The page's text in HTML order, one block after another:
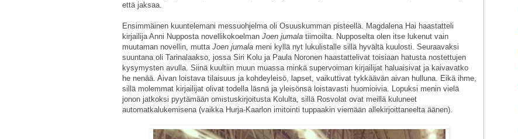
että jaksaa.
Ensimmäinen kuuntelemani messuohjelma oli Osuuskumman pisteellä. Magdalena Hai haastatteli
kirjailija Anni Nupposta novellikokoelman Joen jumala tiimoilta. Nupposelta olen itse lukenut vain
muutaman novellin, mutta Joen jumala meni kyllä nyt lukulistalle sillä hyvältä kuulosti. Seuraavaksi
suuntana oli Tarinalaakso, jossa Siri Kolu ja Paula Noronen haastattelivat toisiaan hatusta nostettujen
kysymysten avulla. Siinä kuultiin muun muassa minkä supervoiman kirjailijat haluaisivat ja kaivavatko
he nenää. Aivan loistava tilaisuus ja kohdeyleisö, lapset, vaikuttivat tykkäävän aivan hulluna. Eikä ihme,
sillä molemmat kirjailijat olivat todella läsnä ja yleisönsä loistavasti huomioivia. Lopuksi menin vielä
jonon jatkoksi pyytämään omistuskirjoitusta Kolulta, sillä Rosvolat ovat meillä kuluneet
automatkalukemisena (vaikka Hurja-Kaarlon imitointi tuppaakin viemään allekirjoittaneelta äänen).